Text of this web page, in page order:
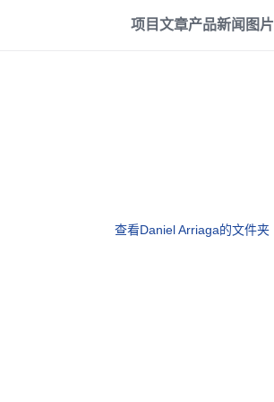
项目文章产品新闻 图片
查看Daniel Arriaga的文件夹